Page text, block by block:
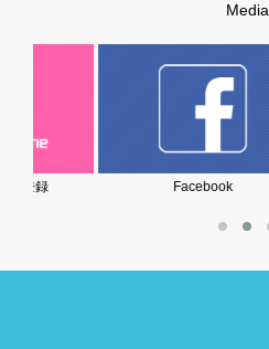
Media